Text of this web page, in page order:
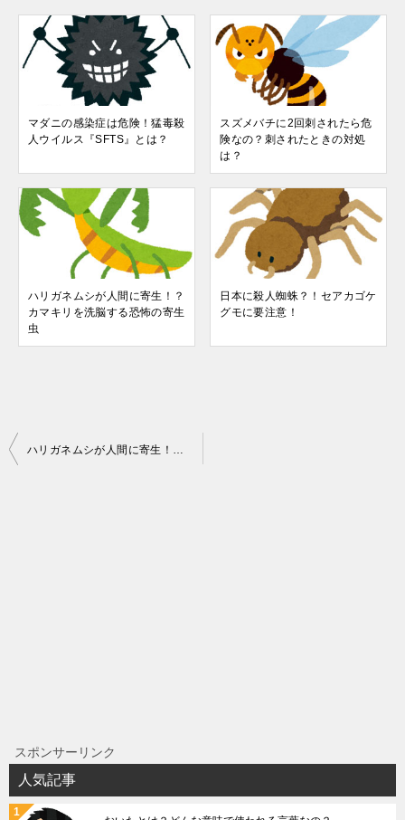
マダニの感染症は危険！猛毒殺
人ウイルス『SFTS』とは？
スズメバチに2回刺されたら危
険なの？刺されたときの対処
は？
ハリガネムシが人間に寄生！？
カマキリを洗脳する恐怖の寄生
虫
日本に殺人蜘蛛？！セアカゴケ
グモに要注意！
投
スポンサーリンク
人気記事